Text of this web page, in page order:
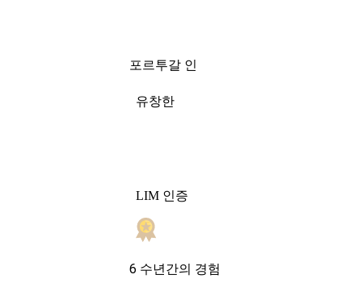
포르투갈 인
유창한
LIM 인증
6 수년간의 경험